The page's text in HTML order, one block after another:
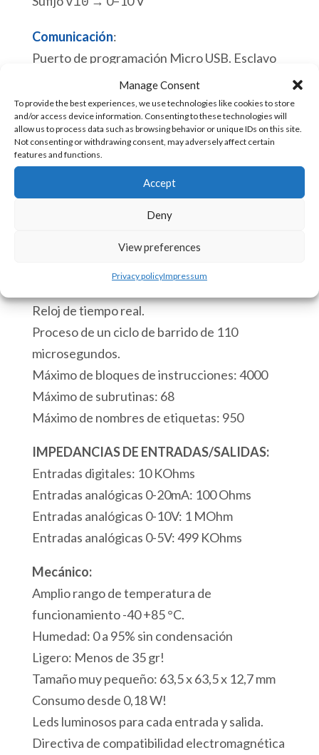
Manage Consent
To provide the best experiences, we use technologies like cookies to store
and/or access device information. Consenting to these technologies will
allow us to process data such as browsing behavior or unique IDs on this site.
Not consenting or withdrawing consent, may adversely affect certain
features and functions.
Accept
Deny
View preferences
Privacy policyImpressum
Comunicación:
Puerto de programación Micro USB. Esclavo
Hay existencias
Impresos
Digitales
12
Entradas
Analógicas
1
Puerto
USB
cantidad
Añadir al carrito
eACE-222c [85371091]
Reloj de tiempo real.
Proceso de un ciclo de barrido de 110
microsegundos.
Máximo de bloques de instrucciones: 4000
Máximo de subrutinas: 68
Máximo de nombres de etiquetas: 950
IMPEDANCIAS DE ENTRADAS/SALIDAS:
Entradas digitales: 10 KOhms
Entradas analógicas 0-20mA: 100 Ohms
Entradas analógicas 0-10V: 1 MOhm
Entradas analógicas 0-5V: 499 KOhms
Mecánico:
Amplio rango de temperatura de
funcionamiento -40 +85 °C.
Humedad: 0 a 95% sin condensación
Ligero: Menos de 35 gr!
Tamaño muy pequeño: 63,5 x 63,5 x 12,7 mm
Consumo desde 0,18 W!
Leds luminosos para cada entrada y salida.
Directiva de compatibilidad electromagnética